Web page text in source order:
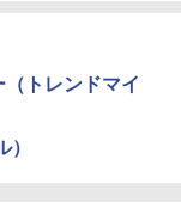
（トレンドマイ